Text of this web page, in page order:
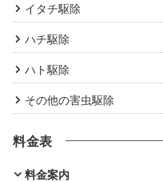
イタチ駆除
ハチ駆除
ハト駆除
その他の害虫駆除
料金表
料金案内